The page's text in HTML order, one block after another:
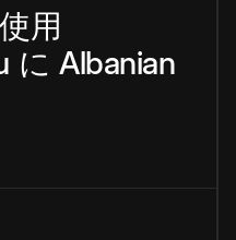
使用
に Albanian